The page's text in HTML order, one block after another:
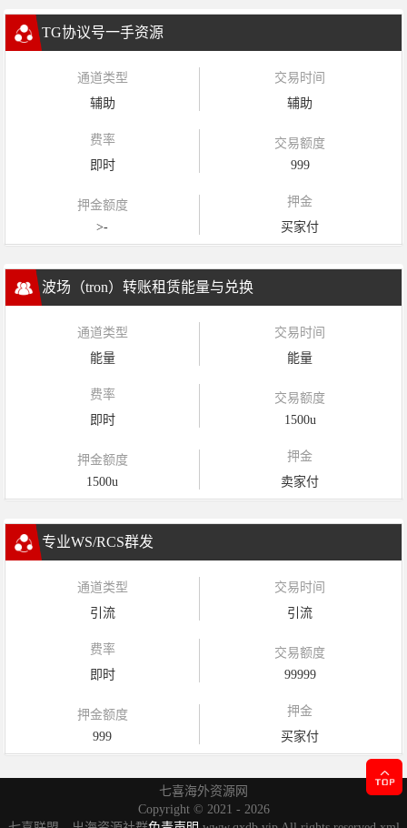
TG协议号一手资源
通道类型
辅助
交易时间
辅助
费率
即时
交易额度
999
押金额度
>-
押金
买家付
波场（tron）转账租赁能量与兑换
通道类型
能量
交易时间
能量
费率
即时
交易额度
1500u
押金额度
1500u
押金
卖家付
专业WS/RCS群发
通道类型
引流
交易时间
引流
费率
即时
交易额度
99999
押金额度
999
押金
买家付
七喜海外资源网
Copyright © 2021 - 2026